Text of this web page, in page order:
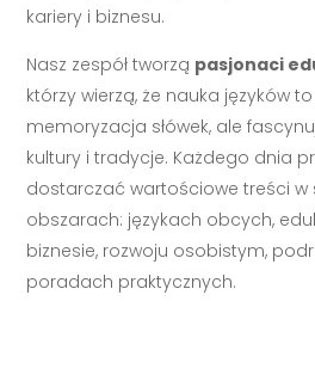
kariery i biznesu.
Nasz zespół tworzą pasjonaci
którzy wierzą, że nauka języków
memoryzacja słówek, ale
kultury i tradycje. Każdego dnia
dostarczać wartościowe treści w
obszarach: językach obcych,
biznesie, rozwoju osobistym,
poradach praktycznych.